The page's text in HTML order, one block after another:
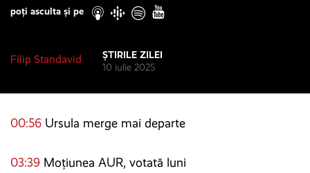
poți asculta și pe
Filip Standavid
ȘTIRILE ZILEI
10 iulie 2025
00:56 Ursula merge mai departe
03:39 Moțiunea AUR, votată luni